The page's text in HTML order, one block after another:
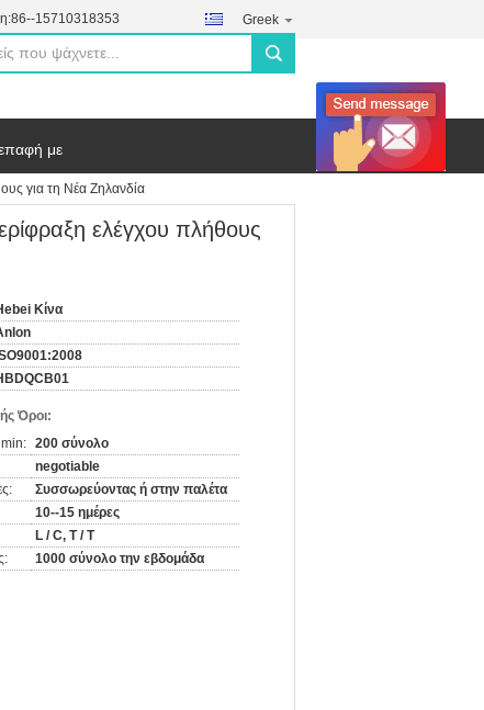
86--15710318353 Greek
search
με
για τη Νέα Ζηλανδία
ελέγχου πλήθους
Κίνα
Όροι:
min: 200 σύνολο
negotiable
Συσσωρεύοντας ή στην παλέτα
10--15 ημέρες
L / C, T / T
1000 σύνολο την εβδομάδα